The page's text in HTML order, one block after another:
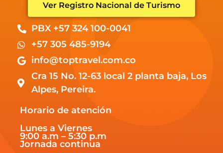
Ver Registro Nacional de Turismo
PBX +57 324 100-0041
+57 305 485-9194
info@toptravel.com.co
Cra 15 No. 12-63 local 2 planta baja, Los
Alpes, Pereira.
Horario de atención
Lunes a Viernes
9:00 a.m – 5:30 p.m
Jornada continua